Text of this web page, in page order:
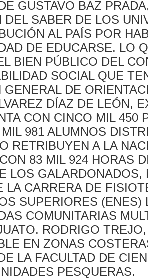
GUSTAVO BAZ
DEL SABER DE LOS
AL PAÍS POR
DE EDUCARSE. LO
BIEN PÚBLICO DEL
SOCIAL QUE
GENERAL DE
DÍAZ DE LEÓN,
CON CINCO MIL 450
981 ALUMNOS
RETRIBU­YEN A LA
83 MIL 924 HORAS
LOS
LA CARRERA DE
SUPERIORES
COMUNITARIAS
RODRIGO
EN ZONAS
LA FACULTAD DE
PESQUERAS.